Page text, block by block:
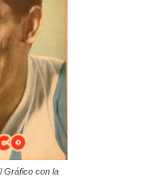
Gráfico con la